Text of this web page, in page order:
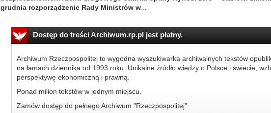
grudnia rozporządzenie Rady Ministrów w
Dostęp do treści Archiwum.rp.pl jest płatny.
Archiwum Rzeczpospolitej to wygodna wyszukiwarka archiwalnych tekstów
na łamach dziennika od 1993 roku. Unikalne źródło wiedzy o Polsce i świecie,
perspektywę ekonomiczną i prawną.
Ponad milion tekstów w jednym miejscu.
Zamów dostęp do pełnego Archiwum "Rzeczpospolitej"